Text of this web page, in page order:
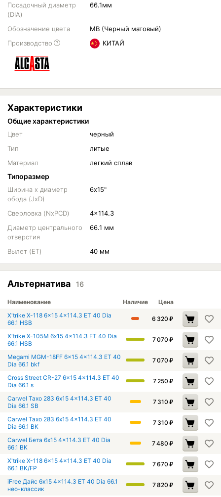
Посадочный диаметр
(DIA)
66.1мм
Обозначение цвета
MB (Черный матовый)
Производство
КИТАЙ
Характеристики
Общие характеристики
Цвет
черный
Тип
литые
Материал
легкий сплав
Типоразмер
Ширина х диаметр
обода (JxD)
6х15"
Сверловка (NxPCD)
4x114.3
Диаметр центрального
отверстия
66.1 мм
Вылет (ET) 40 мм
Альтернатива 16
Наименование Наличие
Цена
X'trike X-118 6x15 4x114.3 ET 40 Dia
66.1 HSB
6 320 ₽
X'trike X-105М 6x15 4x114.3 ET 40 Dia
66.1 HSB
7 070 ₽
Megami MGM-18FF 6x15 4x114.3 ET 40
Dia 66.1 bkf
7 070 ₽
Cross Street CR-27 6x15 4x114.3 ET 40
Dia 66.1 s
7 250 ₽
Carwel Тахо 283 6x15 4x114.3 ET 40
Dia 66.1 SB
7 310 ₽
Carwel Тахо 283 6x15 4x114.3 ET 40
Dia 66.1 BK
7 310 ₽
Carwel Бета 6x15 4x114.3 ET 40 Dia
66.1 BK
7 480 ₽
X'trike X-118 6x15 4x114.3 ET 40 Dia
66.1 BK/FP
7 670 ₽
iFree Дайс 6x15 4x114.3 ET 40 Dia 66.1
нео-классик
7 820 ₽